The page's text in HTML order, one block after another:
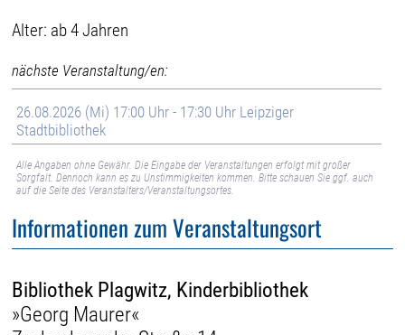
Alter: ab 4 Jahren
nächste Veranstaltung/en:
26.08.2026 (Mi) 17:00 Uhr - 17:30 Uhr Leipziger
Stadtbibliothek
Alle Angaben ohne Gewähr. Die Eingabe der Veranstaltungen erfolgt mit großer
Sorgfalt. Dennoch kann es zu Unstimmigkeiten kommen. Bitte schauen Sie ggf. auch
auf die Seite des Veranstalters/Veranstaltungsortes.
Informationen zum Veranstaltungsort
Bibliothek Plagwitz, Kinderbibliothek
»Georg Maurer«